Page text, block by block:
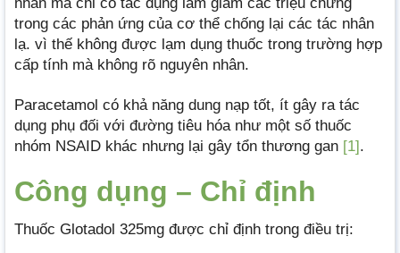
nhân mà chỉ có tác dụng làm giảm các triệu chứng
trong các phản ứng của cơ thể chống lại các tác nhân
lạ. vì thế không được lạm dụng thuốc trong trường hợp
cấp tính mà không rõ nguyên nhân.
Paracetamol có khả năng dung nạp tốt, ít gây ra tác
dụng phụ đối với đường tiêu hóa như một số thuốc
nhóm NSAID khác nhưng lại gây tổn thương gan [1] .
Công dụng – Chỉ định
Thuốc Glotadol 325mg được chỉ định trong điều trị: